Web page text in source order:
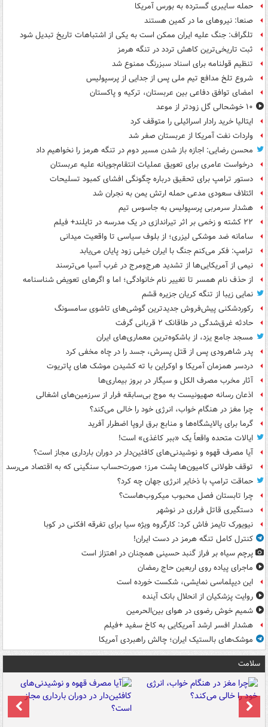
حمله سایبری گسترده به بورس آمریکا
صنعا: نیروهای ما در کمین‌ هستند
تلگراف: جنگ علیه ایران ممکن است به یکی از اشتباهات تاریخ تبدیل شود
ثبت تاریخی‌ترین کاهش تردد در تنگه هرمز
تنظیم قولنامه برای اسناد سبزرنگ ممنوع شد
شروع تلخ مدافع تیم ملی پس از جدایی از پرسپولیس
امضای توافق دفاعی بین عربستان، ترکیه و پاکستان
۱۰ خوشحالی گل زودتر از موعد
ایتالیا خرید رادار اسرائیلی را متوقف کرد
واردات نفت آمریکا از عربستان صفر شد
محسن رضایی: اجازه باز شدن مسیر دوم در تنگه هرمز را نخواهیم داد
درخواست عامری برای تعویق عملیات انتقام‌جویانه علیه عربستان
دستور ترامپ برای تحقیق درباره چگونگی افشای کمبود تسلیحات
ائتلاف سعودی مدعی حمله ارتش یمن به نجران شد
هشدار سرمربی پرسپولیس به جاسوس تیم
۲۲ کشته و زخمی بر اثر تیراندازی در یک مدرسه در تایلند+ فیلم
سامانه ضد موشکی لیزری؛ از بلوف سیاسی تا واقعیت میدانی
ترامپ: فکر می‌کنم جنگ با ایران خیلی زود پایان می‌یابد
نیمی از آمریکایی‌ها از تشدید هرج‌ومرج در غرب آسیا می‌ترسند
از حذف نام همسر تا تغییر نام خانوادگی؛ اما و اگرهای تعویض شناسنامه
نمایی زیبا از تنگه کریان جزیره قشم
رکوردشکنی پیش‌فروش جدیدترین گوشی‌های تاشوی سامسونگ
حادثه غرق‌شدگی در طاقانک ۲ قربانی گرفت
مسجد جامع یزد، از باشکوه‌ترین معماری‌های ایران
پدر شاهرودی پس از قتل پسرش، جسد را در چاه مخفی کرد
دردسر همزمان آمریکا و اوکراین با ته کشیدن موشک های پاتریوت
آثار مخرب مصرف الکل و سیگار در بروز بیماری‌ها
اذعان رسانه صهیونیست به موج بی‌سابقه فرار از سرزمین‌های اشغالی
چرا مغز در هنگام خواب، انرژی خود را خالی می‌کند؟
گرما برای پالایشگاه‌ها و منابع برق اروپا اضطرار آفرید
ایالات متحده واقعاً یک «ببر کاغذی» است!
آیا مصرف قهوه و نوشیدنی‌های کافئین‌دار در دوران بارداری مجاز است؟
توقف طولانی کامیون‌ها پشت مرز؛ صورت‌حساب سنگینی که به اقتصاد می‌رسد
حماقت ترامپ با ذخایر انرژی جهان چه کرد؟
چرا تابستان فصل محبوب میکروب‌هاست؟
دستگیری قاتل فراری در نوشهر
نیویورک تایمز فاش کرد: کارگروه ویژه سیا برای تفرقه افکنی در کوبا
کنترل کامل تنگه هرمز در دست ایران!
پرچم سیاه بر فراز گنبد حسینی همچنان در اهتزاز است
ماجرای پیاده روی اربعین حاج رمضان
این دیپلماسی نمایشی، شکست خورده است
روایت پزشکیان از انحلال بانک آینده
شمیم خوش رضوی در هوای بین‌الحرمین
هشدار افسر ارشد آمریکایی به کاخ سفید +فیلم
موشک‌های بالستیک ایران؛ چالش راهبردی آمریکا
سلامت